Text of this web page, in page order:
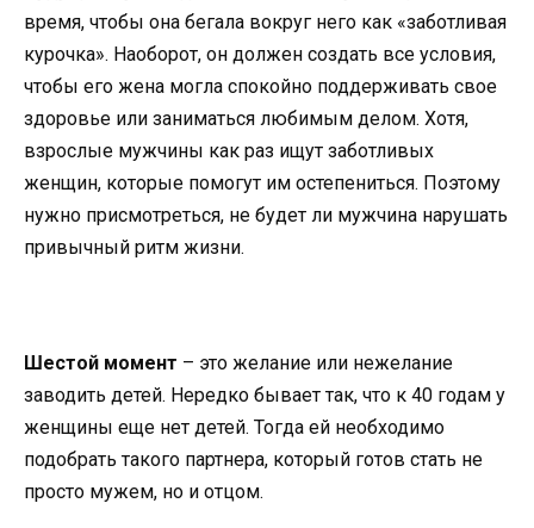
время, чтобы она бегала вокруг него как «заботливая
курочка». Наоборот, он должен создать все условия,
чтобы его жена могла спокойно поддерживать свое
здоровье или заниматься любимым делом. Хотя,
взрослые мужчины как раз ищут заботливых
женщин, которые помогут им остепениться. Поэтому
нужно присмотреться, не будет ли мужчина нарушать
привычный ритм жизни.
Шестой момент – это желание или нежелание
заводить детей. Нередко бывает так, что к 40 годам у
женщины еще нет детей. Тогда ей необходимо
подобрать такого партнера, который готов стать не
просто мужем, но и отцом.